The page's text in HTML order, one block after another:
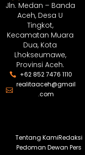
Jln. Medan – Banda
Aceh, Desa U
Tingkot,
Kecamatan Muara
Dua, Kota
Lhokseumawe,
Provinsi Aceh.
+62 852 7476 1110
realitaaceh@gmail
.com
Tentang KamiRedaksi
Pedoman Dewan Pers